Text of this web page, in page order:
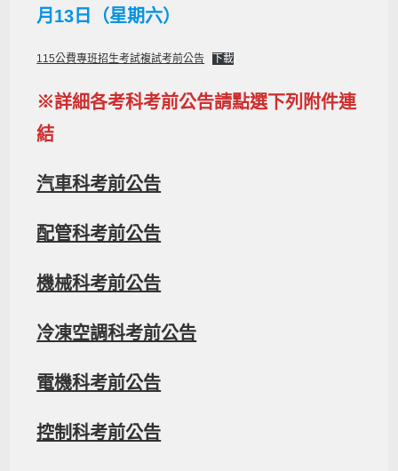
月13日（星期六）
115公費專班招生考試複試考前公告 下載
※詳細各考科考前公告請點選下列附件連
結
汽車科考前公告
配管科考前公告
機械科考前公告
冷凍空調科考前公告
電機科考前公告
控制科考前公告